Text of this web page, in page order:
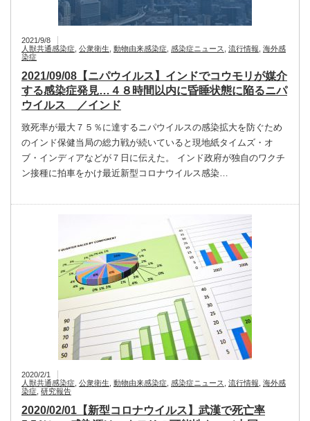
2021/9/8
人獣共通感染症 公衆衛生 動物由来感染症 感染症ニュース 流行情報 海外感
染症
2021/09/08【ニパウイルス】インドでコウモリが媒介
する感染症発見…４８時間以内に昏睡状態に陥るニパ
ウイルス ／インド
致死率が最大７５％に達するニパウイルスの感染拡大を防ぐため
のインド保健当局の総力戦が続いていると現地紙タイムズ・オ
ブ・インディアなどが７日に伝えた。 インド政府が独自のワクチ
ン接種に拍車をかけ最近新型コロナウイルス感染…
2020/2/1
人獣共通感染症 公衆衛生 動物由来感染症 感染症ニュース 流行情報 海外感
染症 研究報告
2020/02/01【新型コロナウイルス】武漢で死亡率